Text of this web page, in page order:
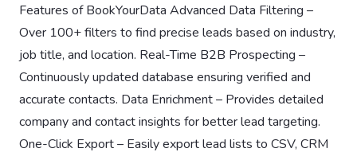
Features of BookYourData Advanced Data Filtering –
Over 100+ filters to find precise leads based on industry,
job title, and location. Real-Time B2B Prospecting –
Continuously updated database ensuring verified and
accurate contacts. Data Enrichment – Provides detailed
company and contact insights for better lead targeting.
One-Click Export – Easily export lead lists to CSV, CRM